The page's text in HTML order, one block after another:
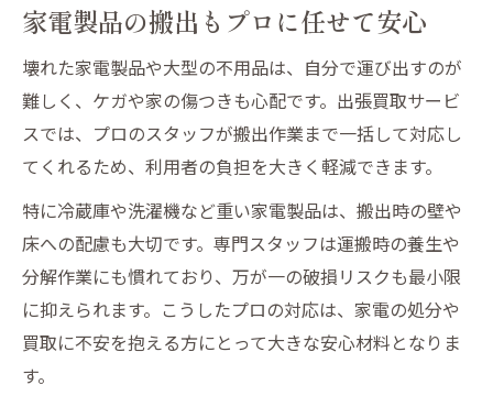
家電製品の搬出もプロに任せて安心
壊れた家電製品や大型の不用品は、自分で運び出すのが
難しく、ケガや家の傷つきも心配です。出張買取サービ
スでは、プロのスタッフが搬出作業まで一括して対応し
てくれるため、利用者の負担を大きく軽減できます。
特に冷蔵庫や洗濯機など重い家電製品は、搬出時の壁や
床への配慮も大切です。専門スタッフは運搬時の養生や
分解作業にも慣れており、万が一の破損リスクも最小限
に抑えられます。こうしたプロの対応は、家電の処分や
買取に不安を抱える方にとって大きな安心材料となりま
す。